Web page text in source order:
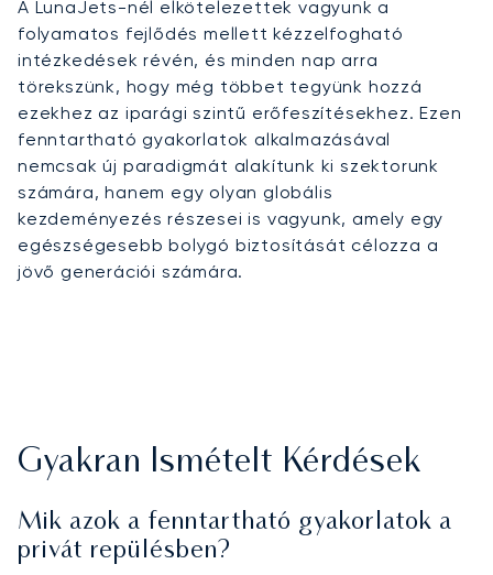
A LunaJets-nél elkötelezettek vagyunk a
folyamatos fejlődés mellett kézzelfogható
intézkedések révén, és minden nap arra
törekszünk, hogy még többet tegyünk hozzá
ezekhez az iparági szintű erőfeszítésekhez. Ezen
fenntartható gyakorlatok alkalmazásával
nemcsak új paradigmát alakítunk ki szektorunk
számára, hanem egy olyan globális
kezdeményezés részesei is vagyunk, amely egy
egészségesebb bolygó biztosítását célozza a
jövő generációi számára.
Gyakran Ismételt Kérdések
Mik azok a fenntartható gyakorlatok a
privát repülésben?